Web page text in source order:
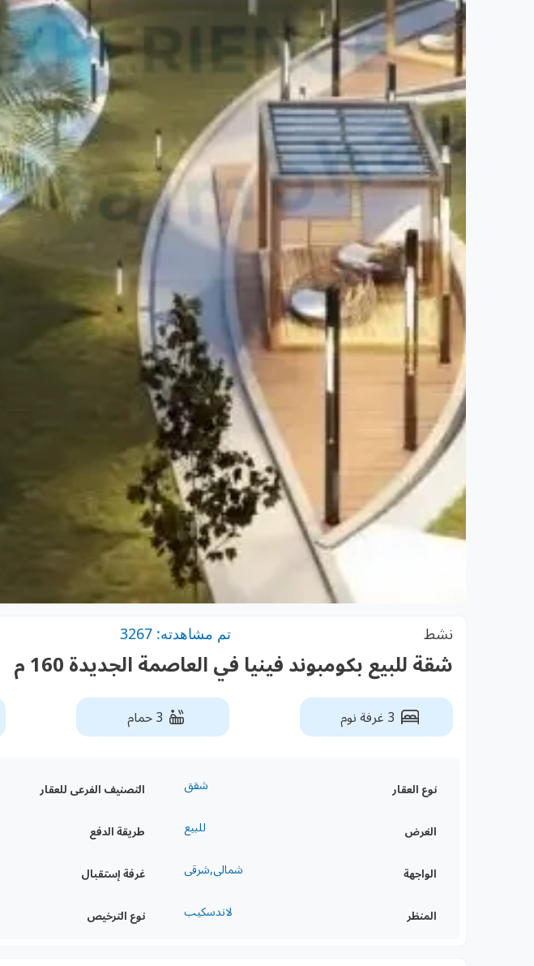
نشط تم مشاهدته: 3267
شقة للبيع بكومبوند فينيا في العاصمة الجديدة 160 م
3 غرفة نوم 3 حمام
نوع العقار شقق التصنيف الفرعى للعقار
الغرض للبيع طريقة الدفع
الواجهة شمالى,شرقى غرفة إستقبال
المنظر لاندسكيب نوع الترخيص